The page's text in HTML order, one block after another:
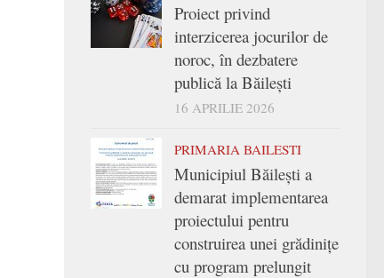
Proiect privind
interzicerea jocurilor de
noroc, în dezbatere
publică la Băilești
16 APRILIE 2026
PRIMARIA BAILESTI
Municipiul Băilești a
demarat implementarea
proiectului pentru
construirea unei grădinițe
cu program prelungit